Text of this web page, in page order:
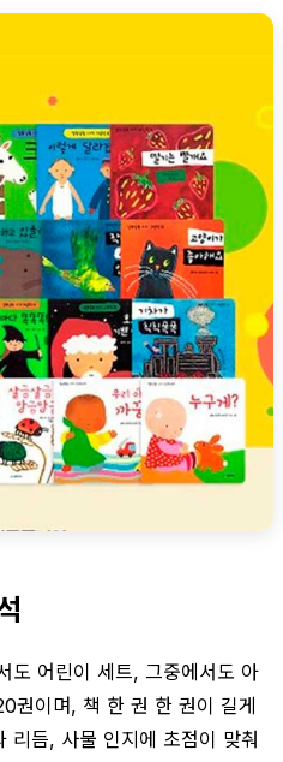
도 어린이 세트, 그중에서도 아
권이며, 책 한 권 한 권이 길게
리듬, 사물 인지에 초점이 맞춰